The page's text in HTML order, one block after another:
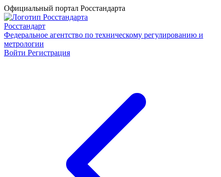
Официальный портал Росстандарта
Росстандарт
Федеральное агентство по техническому регулированию и
метрологии
Войти Регистрация